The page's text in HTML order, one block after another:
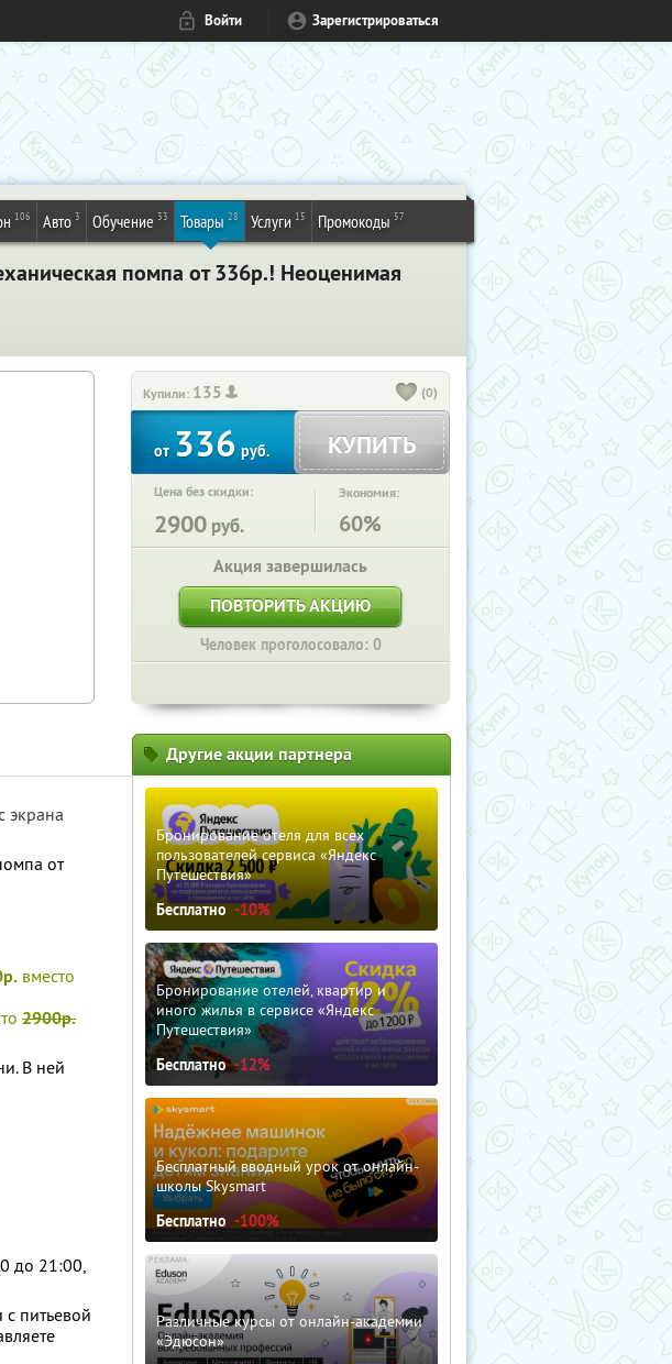
Войти Зарегистрироваться
106 Авто 3 Обучение 33 Товары 28 Услуги 15 Промокоды 57
помпа от 336р.! Неоценимая
Купили: 135 (0)
от336руб. КУПИТЬ
Цена без скидки:
2900 руб.
Экономия:
60%
Акция завершилась
ПОВТОРИТЬ АКЦИЮ
Человек проголосовало: 0
экрана
от
вместо
2900р.
В ней
до 21:00,
питьевой
Другие акции партнера
Бронирование отеля для всех
пользователей сервиса «Яндекс
Путешествия»
Бесплатно -10%
Бронирование отелей, квартир и
иного жилья в сервисе «Яндекс
Путешествия»
Бесплатно -12%
Бесплатный вводный урок от онлайн-
школы Skysmart
Бесплатно -100%
Различные курсы от онлайн-академии
«Эдюсон»